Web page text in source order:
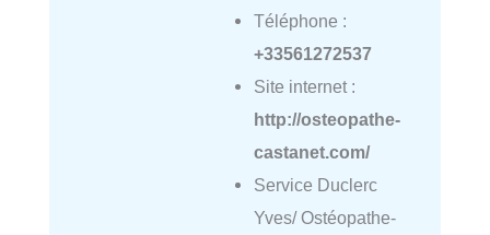
Téléphone :
+33561272537
Site internet :
http://osteopathe-
castanet.com/
Service Duclerc
Yves/ Ostéopathe-